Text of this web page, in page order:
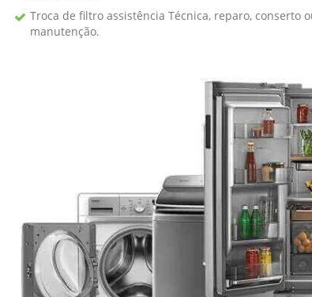
Troca de filtro assistência Técnica, reparo, conserto
manutenção.